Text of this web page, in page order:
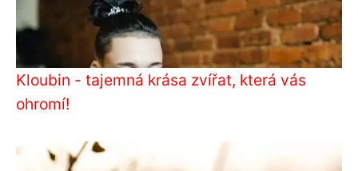
Kloubin - tajemná krása zvířat, která vás
ohromí!